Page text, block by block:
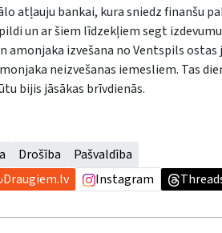
atļauju bankai, kura sniedz finanšu
un ar šiem līdzekļiem segt
amonjaka izvešana no Ventspils
neizvešanas iemesliem. Tas
bijis jāsākas brīvdienās.
Drošība
Pašvaldība
Draugiem.lv Instagram